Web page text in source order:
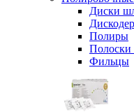
Диски
Полиры
Фильцы